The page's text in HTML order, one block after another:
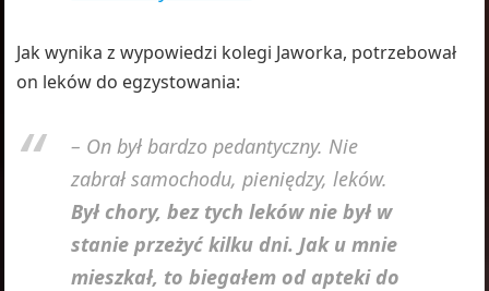
Jak wynika z wypowiedzi kolegi Jaworka, potrzebował
on leków do egzystowania:
– On był bardzo pedantyczny. Nie
zabrał samochodu, pieniędzy, leków.
Był chory, bez tych leków nie był w
stanie przeżyć kilku dni. Jak u mnie
mieszkał, to biegałem od apteki do